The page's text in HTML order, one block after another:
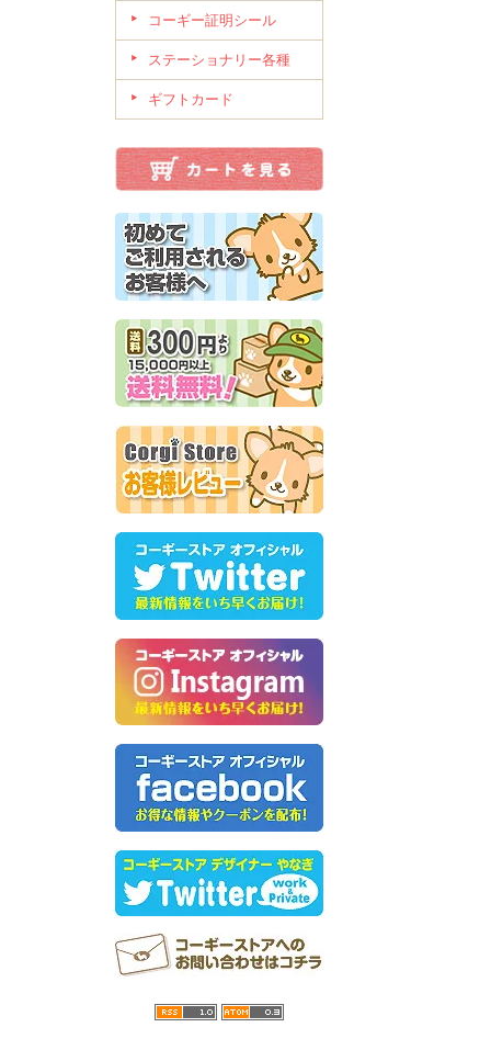
コーギー証明シール
ステーショナリー各種
ギフトカード